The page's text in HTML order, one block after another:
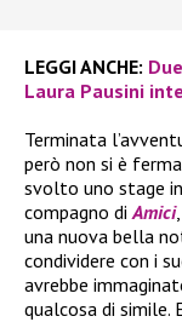
LEGGI ANCHE:
Laura Pausini
Terminata
però non si è
svolto uno stage in
compagno di Amici,
una nuova bella
condividere con i
avrebbe
qualcosa di simile.